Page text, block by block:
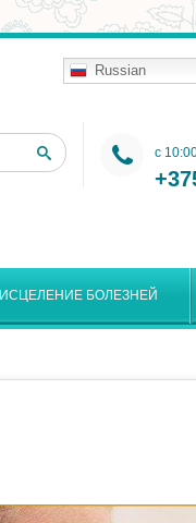
Russian
c
ИСЦЕЛЕНИЕ БОЛЕЗНЕЙ